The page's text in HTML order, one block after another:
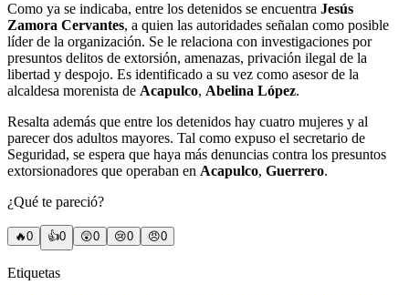
Como ya se indicaba, entre los detenidos se encuentra Jesús
Zamora Cervantes, a quien las autoridades señalan como posible
líder de la organización. Se le relaciona con investigaciones por
presuntos delitos de extorsión, amenazas, privación ilegal de la
libertad y despojo. Es identificado a su vez como asesor de la
alcaldesa morenista de Acapulco, Abelina López.
Resalta además que entre los detenidos hay cuatro mujeres y al
parecer dos adultos mayores. Tal como expuso el secretario de
Seguridad, se espera que haya más denuncias contra los presuntos
extorsionadores que operaban en Acapulco, Guerrero.
¿Qué te pareció?
🔥0 👍0 😲0 😢0 😠0
Etiquetas